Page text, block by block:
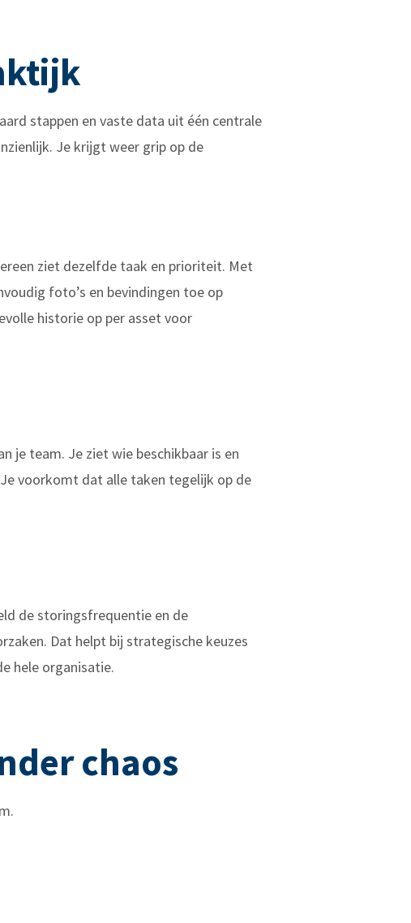
stappen en vaste data uit één centrale
Je krijgt weer grip op de
ziet dezelfde taak en prioriteit. Met
foto’s en bevindingen toe op
historie op per asset voor
je team. Je ziet wie beschikbaar is en
voorkomt dat alle taken tegelijk op de
de storingsfrequentie en de
Dat helpt bij strategische keuzes
hele organisatie.
chaos